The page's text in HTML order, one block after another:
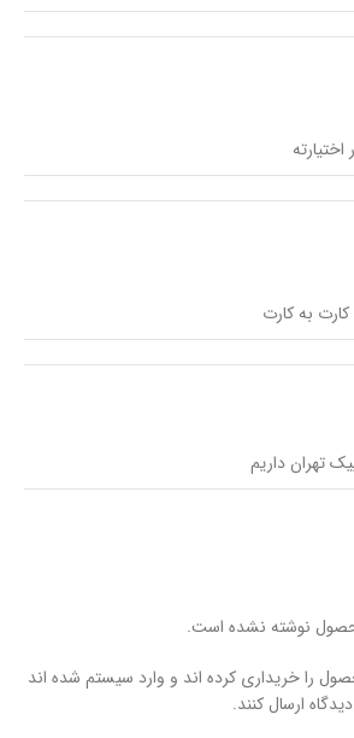
به کارت
تهران داریم
نوشته نشده است.
را خریداری کرده اند و وارد سیستم شده اند
ارسال کنند.